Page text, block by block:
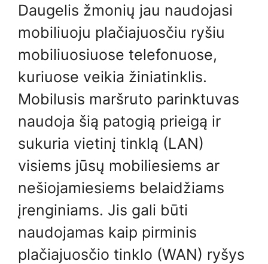
Daugelis žmonių jau naudojasi
mobiliuoju plačiajuosčiu ryšiu
mobiliuosiuose telefonuose,
kuriuose veikia žiniatinklis.
Mobilusis maršruto parinktuvas
naudoja šią patogią prieigą ir
sukuria vietinį tinklą (LAN)
visiems jūsų mobiliesiems ar
nešiojamiesiems belaidžiams
įrenginiams. Jis gali būti
naudojamas kaip pirminis
plačiajuosčio tinklo (WAN) ryšys